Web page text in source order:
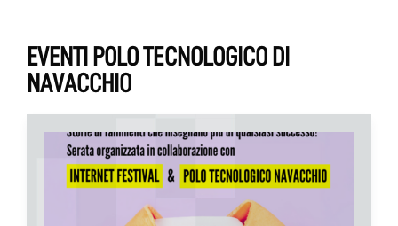
EVENTI POLO TECNOLOGICO DI
NAVACCHIO